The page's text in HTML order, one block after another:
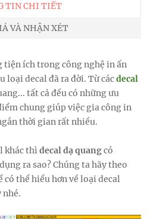
TIN CHI TIẾT
VÀ NHẬN XÉT
tiện ích trong công nghệ in ấn
loại decal đã ra đời. Từ cácdecal
tất cả đều có những ưu
chung giúp việc gia công in
thời gian rất nhiều.
khác thìdecal dạ quangcó
ra sao? Chúng ta hãy theo
thể hiểu hơn về loại decal
nhé.